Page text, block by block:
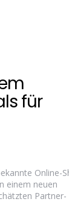
für
Online-
einem neuen
Partner-